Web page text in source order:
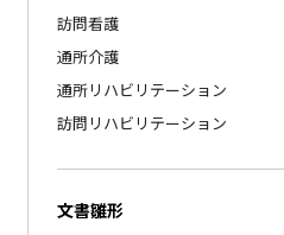
訪問看護
通所介護
通所リハビリテーション
訪問リハビリテーション
文書雛形